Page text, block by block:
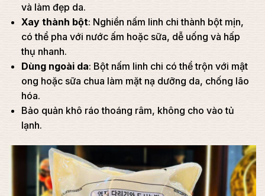
và làm đẹp da.
Xay thành bột: Nghiền nấm linh chi thành bột mịn,
có thể pha với nước ấm hoặc sữa, dễ uống và hấp
thụ nhanh.
Dùng ngoài da: Bột nấm linh chi có thể trộn với mật
ong hoặc sữa chua làm mặt nạ dưỡng da, chống lão
hóa.
Bảo quản khô ráo thoáng râm, không cho vào tủ
lạnh.